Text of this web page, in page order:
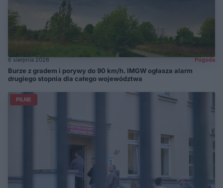
6 sierpnia 2026 Pogoda
Burze z gradem i porywy do 90 km/h. IMGW ogłasza alarm
drugiego stopnia dla całego województwa
PILNE